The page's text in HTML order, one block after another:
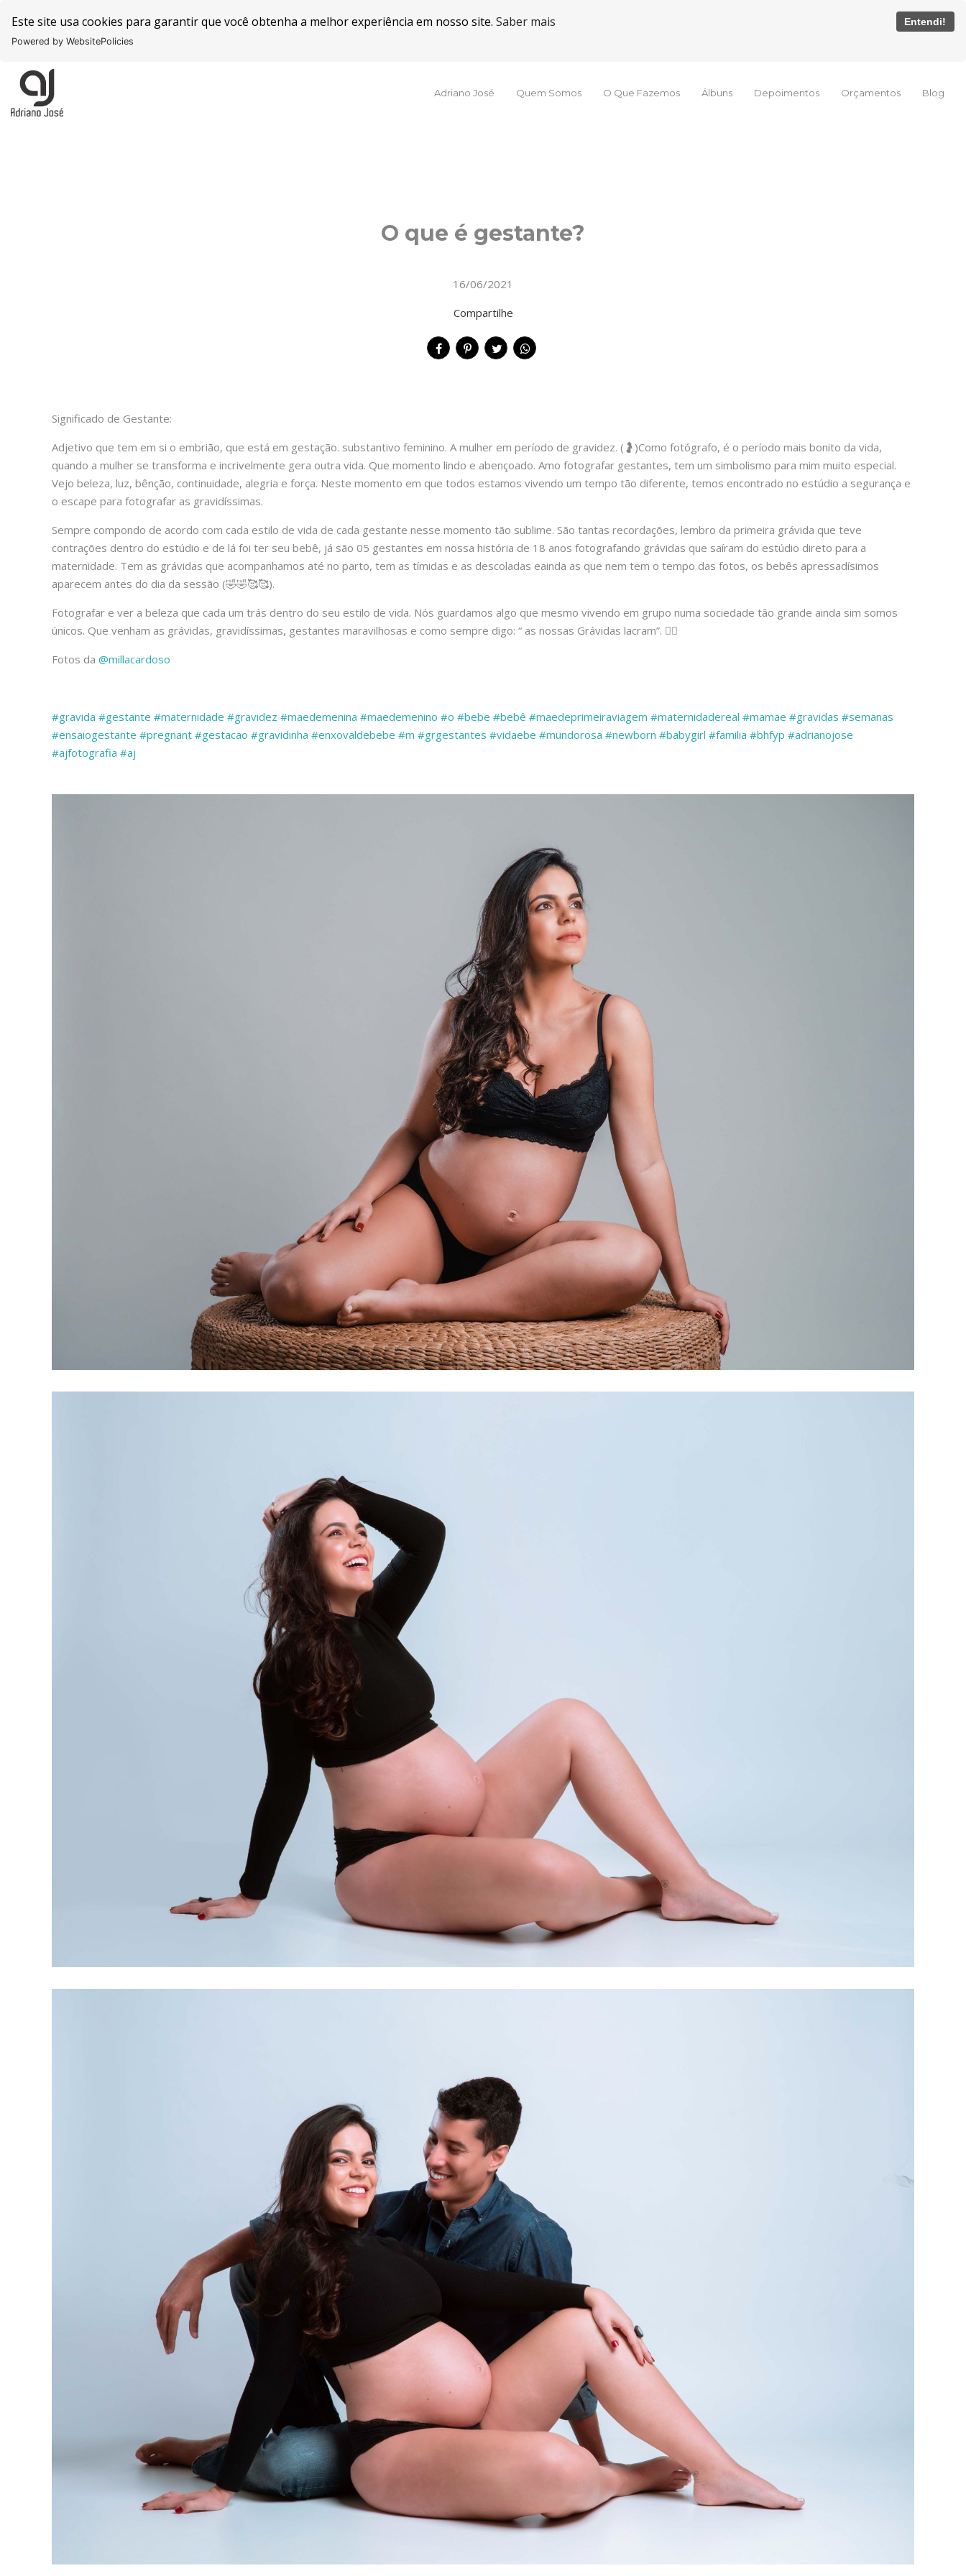
Este site usa cookies para garantir que você obtenha a melhor experiência em nosso site. Saber mais Entendi!
Powered by WebsitePolicies
Adriano José Quem Somos O Que Fazemos Álbuns Depoimentos Orçamentos Blog
O que é gestante?
16/06/2021
Compartilhe
Significado de Gestante:
Adjetivo que tem em si o embrião, que está em gestação. substantivo feminino. A mulher em período de gravidez. (🤰)Como fotógrafo, é o período mais bonito da vida,
quando a mulher se transforma e incrivelmente gera outra vida. Que momento lindo e abençoado. Amo fotografar gestantes, tem um simbolismo para mim muito especial.
Vejo beleza, luz, bênção, continuidade, alegria e força. Neste momento em que todos estamos vivendo um tempo tão diferente, temos encontrado no estúdio a segurança e
o escape para fotografar as gravidíssimas.
Sempre compondo de acordo com cada estilo de vida de cada gestante nesse momento tão sublime. São tantas recordações, lembro da primeira grávida que teve
contrações dentro do estúdio e de lá foi ter seu bebê, já são 05 gestantes em nossa história de 18 anos fotografando grávidas que saíram do estúdio direto para a
maternidade. Tem as grávidas que acompanhamos até no parto, tem as tímidas e as descoladas eainda as que nem tem o tempo das fotos, os bebês apressadísimos
aparecem antes do dia da sessão (🤣🤣🥰🥰).
Fotografar e ver a beleza que cada um trás dentro do seu estilo de vida. Nós guardamos algo que mesmo vivendo em grupo numa sociedade tão grande ainda sim somos
únicos. Que venham as grávidas, gravidíssimas, gestantes maravilhosas e como sempre digo: “ as nossas Grávidas lacram”. 🦸‍♀️
Fotos da @millacardoso
#gravida #gestante #maternidade #gravidez #maedemenina #maedemenino #o #bebe #bebê #maedeprimeiraviagem #maternidadereal #mamae #gravidas #semanas
#ensaiogestante #pregnant #gestacao #gravidinha #enxovaldebebe #m #grgestantes #vidaebe #mundorosa #newborn #babygirl #familia #bhfyp #adrianojose
#ajfotografia #aj